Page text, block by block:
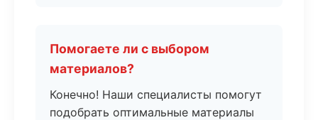
Помогаете ли с выбором
материалов?
Конечно! Наши специалисты помогут
подобрать оптимальные материалы